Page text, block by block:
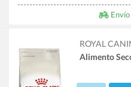
ROYAL
Alimento